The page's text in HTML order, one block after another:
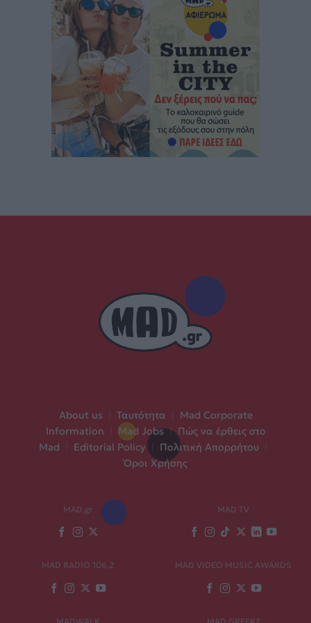
About us Ταυτότητα
Mad Corporate
Information
Mad Jobs | Πώς να έρθεις στο
Mad
Editorial Policy Πολιτική Απορρήτου
Όροι Χρήσης
MAD.gr MAD TV
MAD RADIO 106,2 MAD VIDEO MUSIC AWARDS